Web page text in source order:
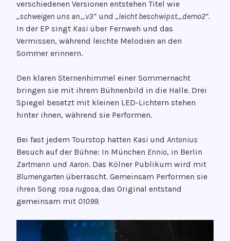
verschiedenen Versionen entstehen Titel wie
„schweigen uns an_v3“ und „leicht beschwipst_demo2“.
In der EP singt Kasi über Fernweh und das
Vermissen, während leichte Melodien an den
Sommer erinnern.
Den klaren Sternenhimmel einer Sommernacht
bringen sie mit ihrem Bühnenbild in die Halle. Drei
Spiegel besetzt mit kleinen LED-Lichtern stehen
hinter ihnen, während sie Performen.
Bei fast jedem Tourstop hatten Kasi und Antonius
Besuch auf der Bühne: In München Ennio, in Berlin
Zartmann und Aaron. Das Kölner Publikum wird mit
Blumengarten überrascht. Gemeinsam Performen sie
ihren Song rosa rugosa,das Original entstand
gemeinsam mit 01099.